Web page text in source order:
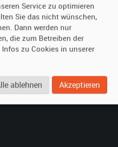
Kontakt
Service zu optimieren
Sie das nicht wünschen,
Dann werden nur
die zum Betreiben der
zu Cookies in unserer
ablehnen Akzeptieren